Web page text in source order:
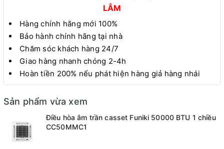
LÂM
Hàng chính hãng mới 100%
Bảo hành chính hãng tại nhà
Chăm sóc khách hàng 24/7
Giao hàng nhanh chóng 2-4h
Hoàn tiền 200% nếu phát hiện hàng giả hàng nhái
Sản phẩm vừa xem
Điều hòa âm trần casset Funiki 50000 BTU 1 chiều
CC50MMC1